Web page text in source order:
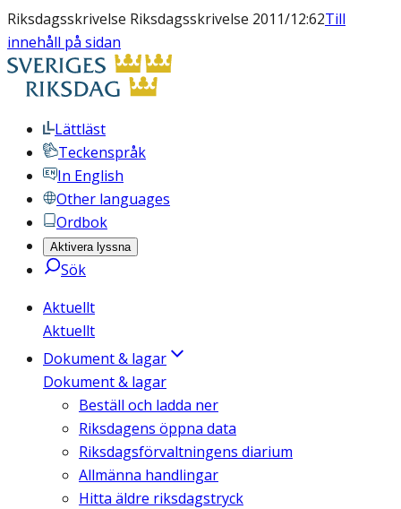
Riksdagsskrivelse Riksdagsskrivelse 2011/12:62Till
innehåll på sidan
Lättläst
Teckenspråk
In English
Other languages
Ordbok
Aktivera lyssna
Sök
Aktuellt
Aktuellt
Dokument & lagar
Dokument & lagar
Beställ och ladda ner
Riksdagens öppna data
Riksdagsförvaltningens diarium
Allmänna handlingar
Hitta äldre riksdagstryck